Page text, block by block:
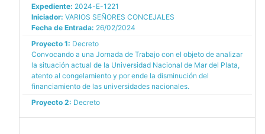
Expediente: 2024-E-1221
Iniciador: VARIOS SEÑORES CONCEJALES
Fecha de Entrada: 26/02/2024
Proyecto 1: Decreto
Convocando a una Jornada de Trabajo con el objeto de analizar
la situación actual de la Universidad Nacional de Mar del Plata,
atento al congelamiento y por ende la disminución del
financiamiento de las universidades nacionales.
Proyecto 2: Decreto